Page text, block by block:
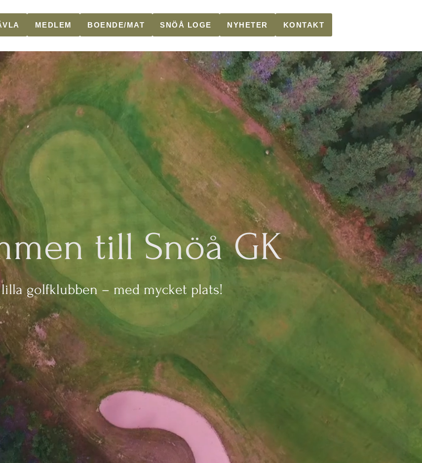
MEDLEM BOENDE/MAT SNÖÅ LOGE NYHETER KONTAKT
till Snöå GK
golfklubben – med mycket plats!